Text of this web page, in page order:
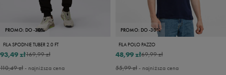
PROMO: DO -30%
FILA SPODNIE TUBER 2.0 FT
169,99 zł
93,49 zł
110,49 zł- najniższa cena
PROMO: DO -30%
FILA POLO PAZZO
69,99 zł
48,99 zł
55,99 zł- najniższa cena